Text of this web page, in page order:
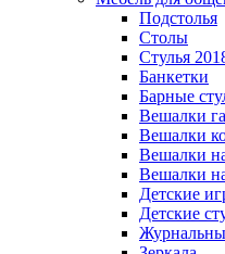
Подстолья
Столы
Стулья
Банкетки
Барные
Вешалки
Вешалки
Вешалки
Вешалки
Детские
Детские